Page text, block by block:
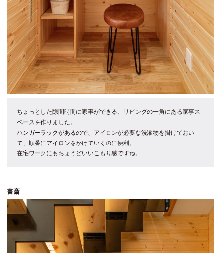
ちょっとした隙間時間に家事ができる、リビングの一角にある家事ス
ペースを作りました。
ハンガーラックがあるので、アイロンが必要な洗濯物を掛けておい
て、順番にアイロンをかけていくのに便利。
在宅ワークにもちょうどいいこもり感ですね。
書斎